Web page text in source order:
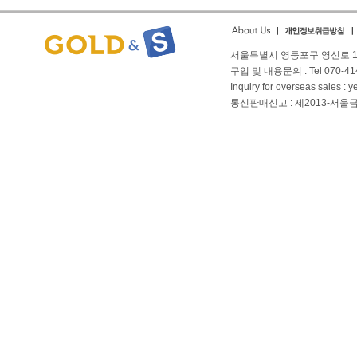
서울특별시 영등포구 영신로
구입 및 내용문의 : Tel 070-
Inquiry for overseas sales :
통신판매신고 : 제2013-서울